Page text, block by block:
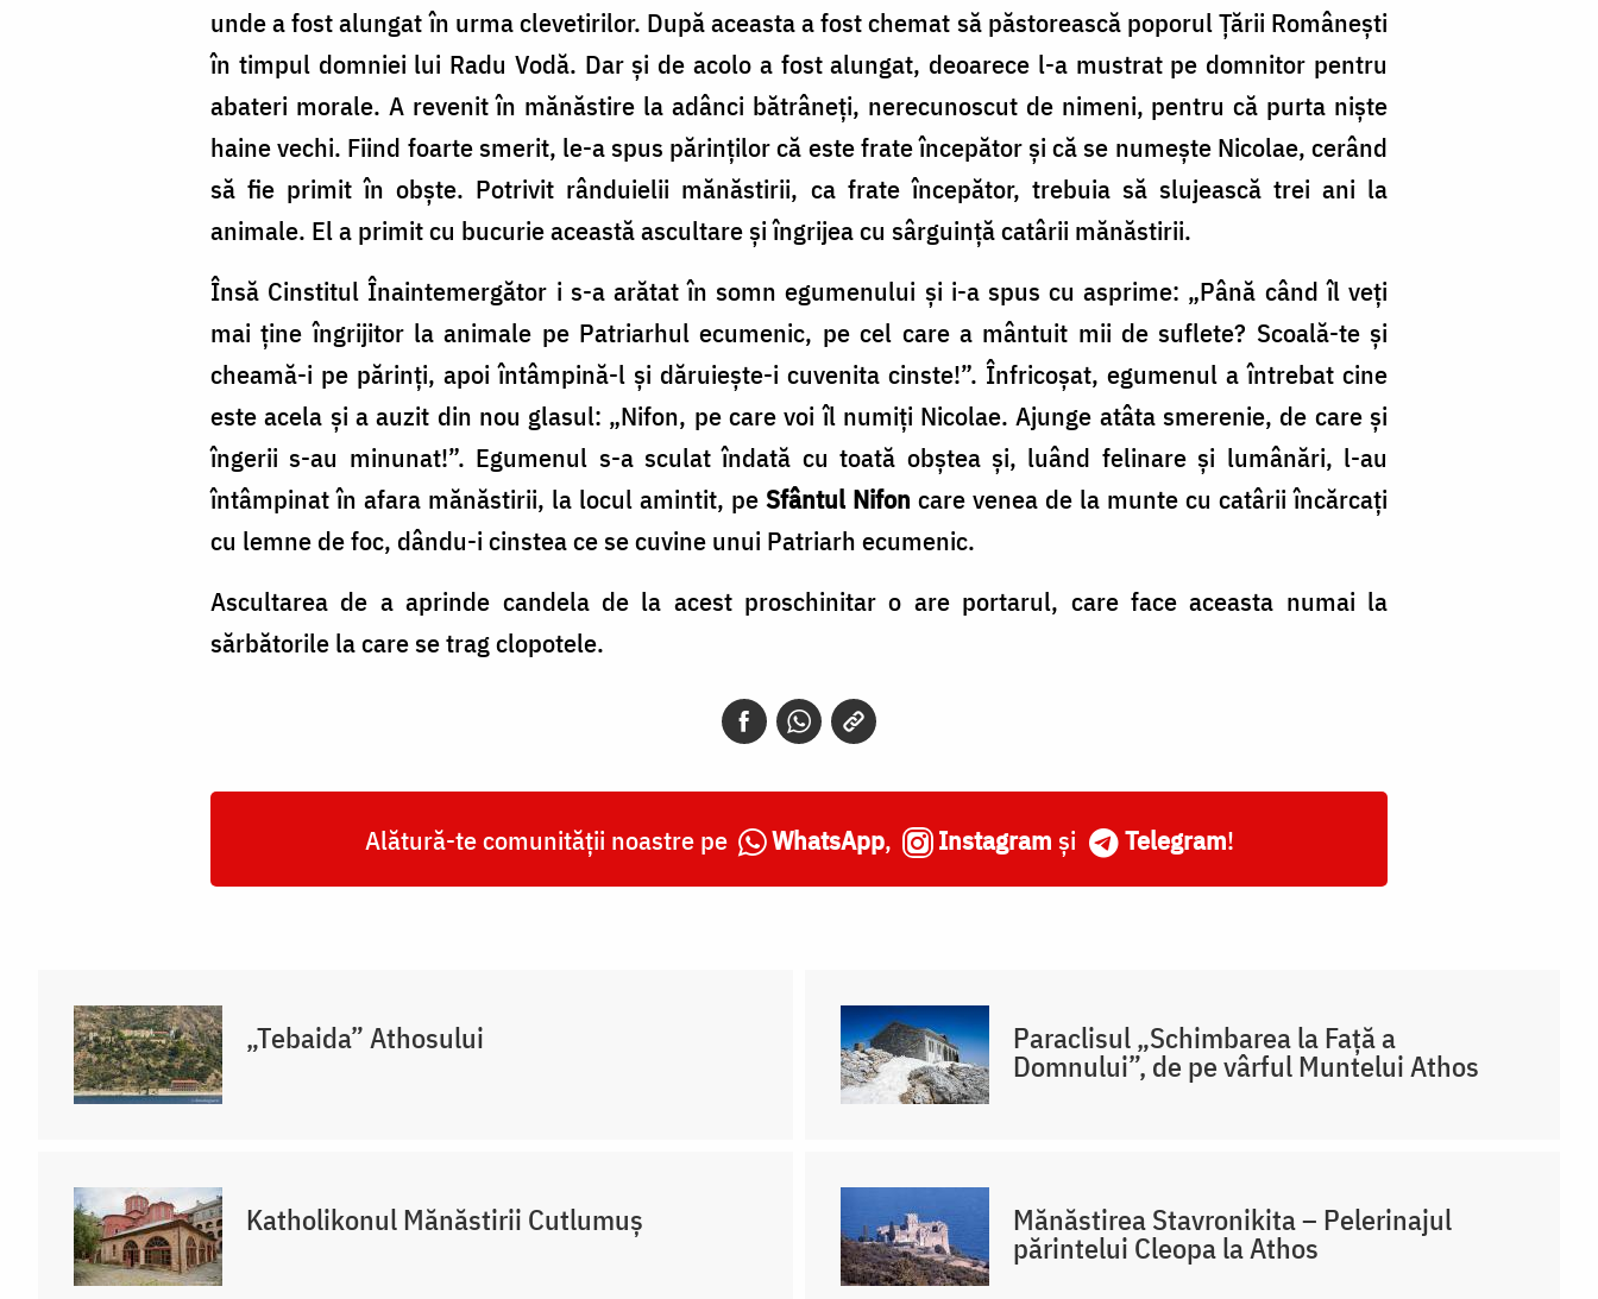
unde a fost alungat în urma clevetirilor. După aceasta a fost chemat să păstorească poporul Ţării Româneşti
în timpul domniei lui Radu Vodă. Dar şi de acolo a fost alungat, deoarece l-a mustrat pe domnitor pentru
abateri morale. A revenit în mănăstire la adânci bătrâneţi, nerecunoscut de nimeni, pentru că purta nişte
haine vechi. Fiind foarte smerit, le-a spus părinţilor că este frate începător şi că se numeşte Nicolae, cerând
să fie primit în obşte. Potrivit rânduielii mănăstirii, ca frate începător, trebuia să slujească trei ani la
animale. El a primit cu bucurie această ascultare şi îngrijea cu sârguinţă catârii mănăstirii.
Însă Cinstitul Înaintemergător i s-a arătat în somn egumenului şi i-a spus cu asprime: „Până când îl veţi
mai ţine îngrijitor la animale pe Patriarhul ecumenic, pe cel care a mântuit mii de suflete? Scoală-te şi
cheamă-i pe părinţi, apoi întâmpină-l şi dăruieşte-i cuvenita cinste!”. Înfricoşat, egumenul a întrebat cine
este acela şi a auzit din nou glasul: „Nifon, pe care voi îl numiţi Nicolae. Ajunge atâta smerenie, de care şi
îngerii s-au minunat!”. Egumenul s-a sculat îndată cu toată obştea şi, luând felinare şi lumânări, l-au
întâmpinat în afara mănăstirii, la locul amintit, pe Sfântul Nifon care venea de la munte cu catârii încărcaţi
cu lemne de foc, dându-i cinstea ce se cuvine unui Patriarh ecumenic.
Ascultarea de a aprinde candela de la acest proschinitar o are portarul, care face aceasta numai la
sărbătorile la care se trag clopotele.
Alătură-te comunității noastre pe WhatsApp, Instagram și Telegram!
„Tebaida” Athosului Paraclisul „Schimbarea la Față a
Domnului”, de pe vârful Muntelui Athos
Katholikonul Mănăstirii Cutlumuș Mănăstirea Stavronikita – Pelerinajul
părintelui Cleopa la Athos